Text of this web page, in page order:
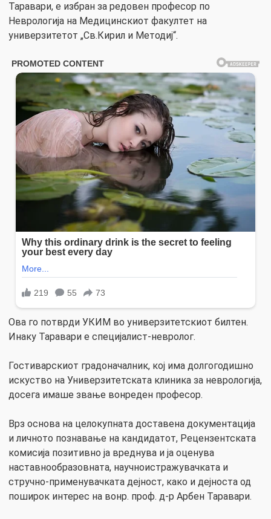
Таравари, е избран за редовен професор по
Неврологија на Медицинскиот факултет на
универзитетот „Св.Кирил и Методиј“.
Ова го потврди УКИМ во универзитетскиот билтен.
Инаку Таравари е специјалист-невролог.
Гостиварскиот градоначалник, кој има долгогодишно
искуство на Универзитетската клиника за неврологија,
досега имаше звање вонреден професор.
Врз основа на целокупната доставена документација
и личното познавање на кандидатот, Рецензентската
комисија позитивно ја вреднува и ја оценува
наставнообразовната, научноистражувачката и
стручно-применувачката дејност, како и дејноста од
поширок интерес на вонр. проф. д-р Арбен Таравари.